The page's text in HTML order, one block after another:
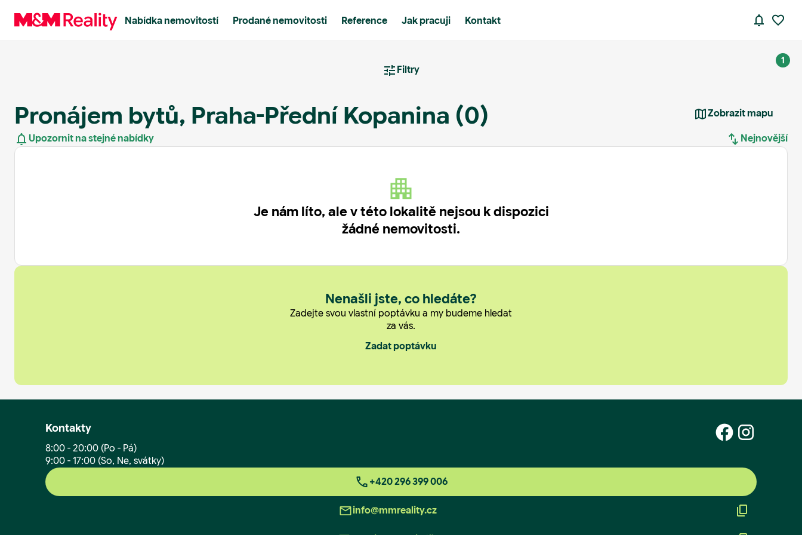
Nabídka nemovitostí Prodané nemovitosti Reference Jak pracuji Kontakt
Filtry
1
Pronájem bytů, Praha-Přední Kopanina (0) Zobrazit mapu
Upozornit na stejné nabídky Nejnovější
Je nám líto, ale v této lokalitě nejsou k dispozici
žádné nemovitosti.
Nenašli jste, co hledáte?
Zadejte svou vlastní poptávku a my budeme hledat
za vás.
Zadat poptávku
Kontakty
8:00 - 20:00 (Po - Pá)
9:00 - 17:00 (So, Ne, svátky)
+420 296 399 006
info@mmreality.cz